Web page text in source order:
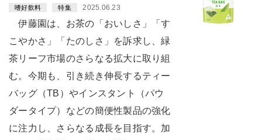
嗜好飲料 特集 2025.06.23
伊藤園は、お茶の「おいしさ」「す
こやかさ」「たのしさ」を訴求し、緑
茶リーフ市場のさらなる拡大に取り組
む。今期も、引き続き伸長するティー
バッグ（TB）やインスタント（パウ
ダータイプ）などの簡便性製品の強化
に注力し、さらなる成長を目指す。加